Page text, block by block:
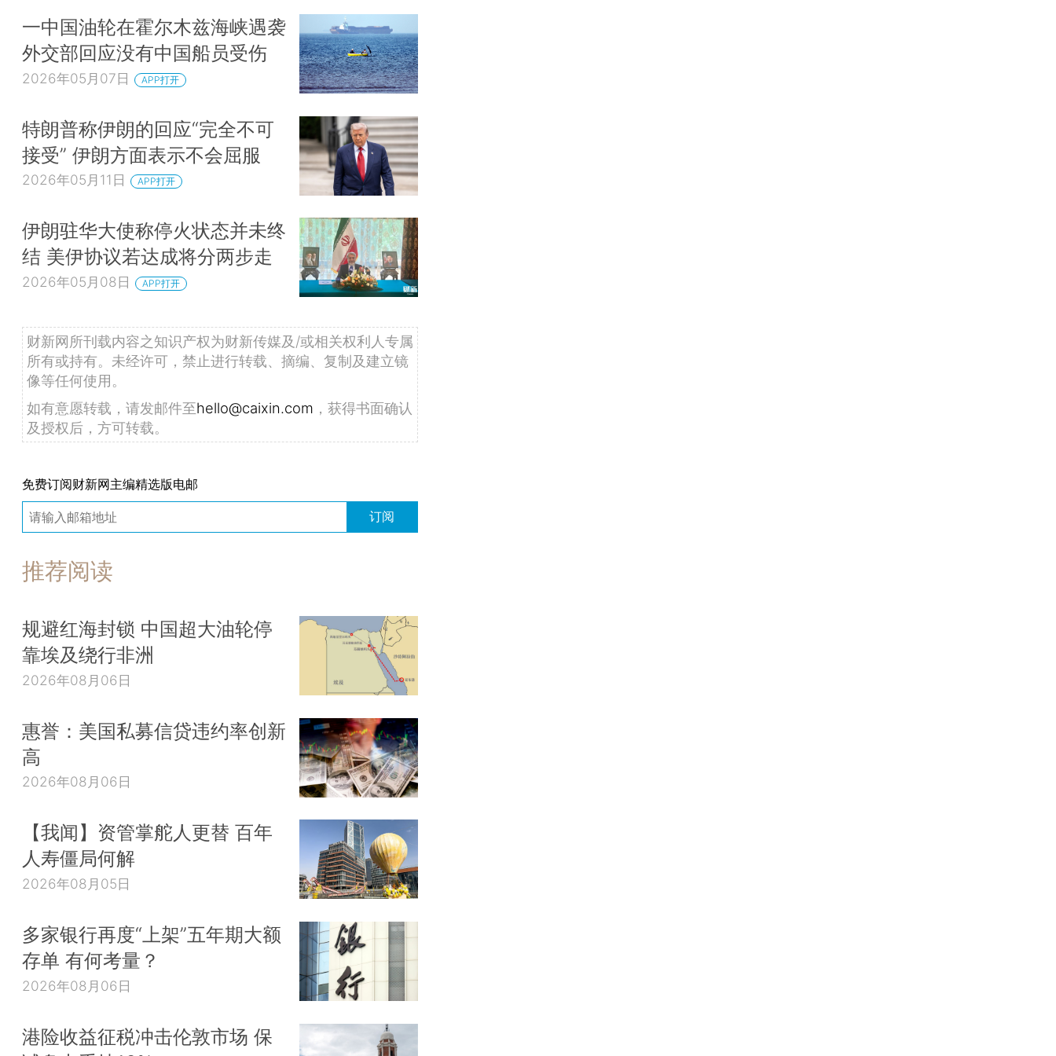
一中国油轮在霍尔木兹海峡遇袭
外交部回应没有中国船员受伤
2026年05月07日 APP打开
特朗普称伊朗的回应“完全不可
接受” 伊朗方面表示不会屈服
2026年05月11日 APP打开
伊朗驻华大使称停火状态并未终
结 美伊协议若达成将分两步走
2026年05月08日 APP打开
财新网所刊载内容之知识产权为财新传媒及/或相关权利人专属
所有或持有。未经许可，禁止进行转载、摘编、复制及建立镜
像等任何使用。
如有意愿转载，请发邮件至hello@caixin.com ，获得书面确认
及授权后，方可转载。
免费订阅财新网主编精选版电邮
订阅
推荐阅读
规避红海封锁 中国超大油轮停
靠埃及绕行非洲
2026年08月06日
惠誉：美国私募信贷违约率创新
高
2026年08月06日
【我闻】资管掌舵人更替 百年
人寿僵局何解
2026年08月05日
多家银行再度“上架”五年期大额
存单 有何考量？
2026年08月06日
港险收益征税冲击伦敦市场 保